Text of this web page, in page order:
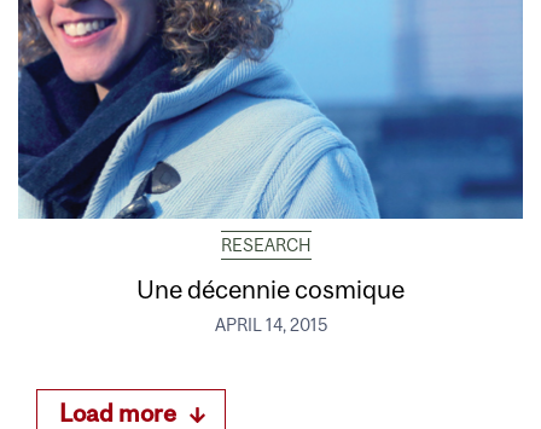
RESEARCH
Une décennie cosmique
APRIL 14, 2015
Load more